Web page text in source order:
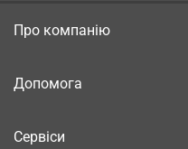
Про компанію
Допомога
Сервіси